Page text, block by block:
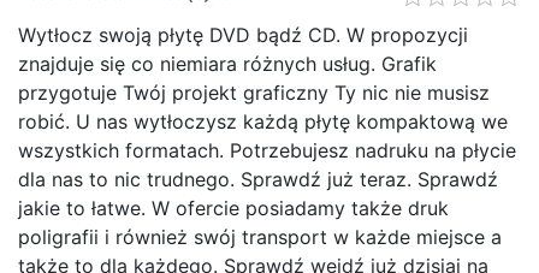
Wytłocz swoją płytę DVD bądź CD. W propozycji
znajduje się co niemiara różnych usług. Grafik
przygotuje Twój projekt graficzny Ty nic nie musisz
robić. U nas wytłoczysz każdą płytę kompaktową we
wszystkich formatach. Potrzebujesz nadruku na płycie
dla nas to nic trudnego. Sprawdź już teraz. Sprawdź
jakie to łatwe. W ofercie posiadamy także druk
poligrafii i również swój transport w każde miejsce a
także to dla każdego. Sprawdź wejdź już dzisiaj na